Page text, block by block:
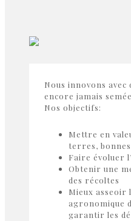
Nous innovons avec
encore jamais
Nos objectifs:
Mettre en
terres,
Faire évoluer
Obtenir une
des récoltes
Mieux asseoir
agronomique
garantir les